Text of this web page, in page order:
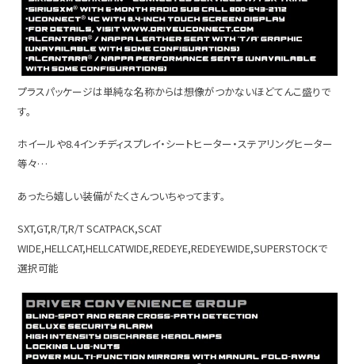
プラスパッケージは単純な名称からは想像がつかないほどてんこ盛りで
す。
ホイールや8.4インチディスプレイ・シートヒーター・ステアリングヒーター
等々…
あったら嬉しい装備がたくさんついちゃってます。
SXT,GT,R/T,R/T SCATPACK,SCAT
WIDE,HELLCAT,HELLCATWIDE,REDEYE,REDEYEWIDE,SUPERSTOCKで
選択可能